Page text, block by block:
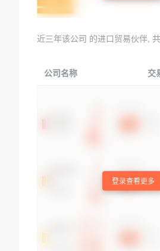
近三年该公司 的进口贸易伙伴,
公司名称 交
登录查看更多